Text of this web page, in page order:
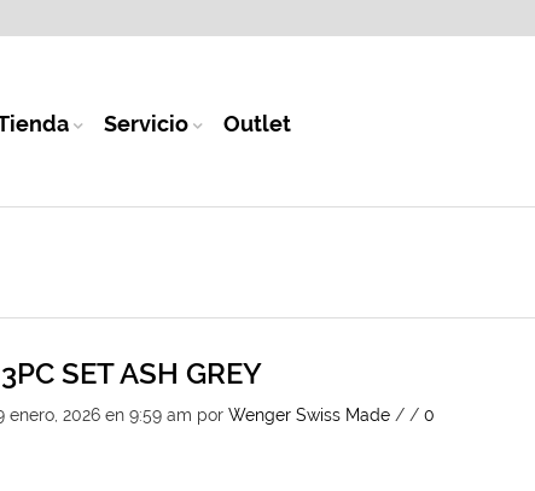
Servicio Outlet
SET ASH GREY
enero, 2026 en 9:59 am por Wenger Swiss Made / / 0